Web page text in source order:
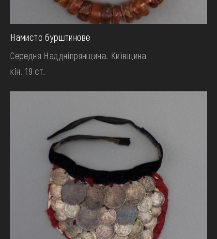
Намисто бурштинове
Середня Наддніпрянщина. Київщина
кін. 19 ст.